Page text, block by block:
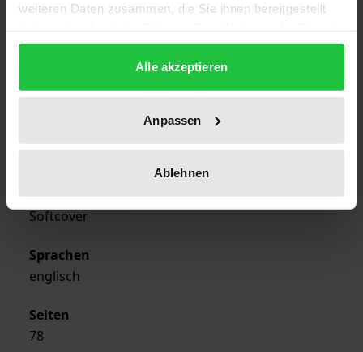
weiteren Daten zusammen, die Sie ihnen bereitgestellt
gesammelt haben.
Alle akzeptieren
Anpassen
Ablehnen
Erscheinungsdatum
Erscheinungsjahr
2000
Ausgabeart
Softcover
Sprachen
englisch
Seiten
78